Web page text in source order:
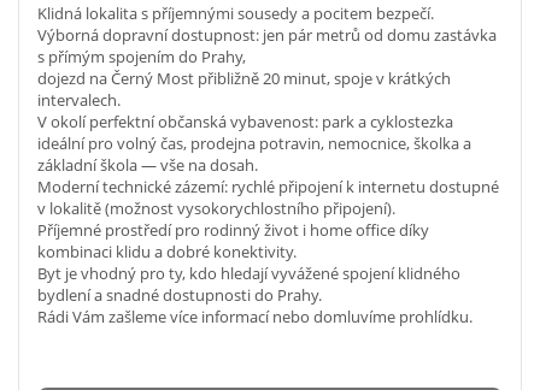
Klidná lokalita s příjemnými sousedy a pocitem bezpečí.
Výborná dopravní dostupnost: jen pár metrů od domu zastávka
s přímým spojením do Prahy,
dojezd na Černý Most přibližně 20 minut, spoje v krátkých
intervalech.
V okolí perfektní občanská vybavenost: park a cyklostezka
ideální pro volný čas, prodejna potravin, nemocnice, školka a
základní škola — vše na dosah.
Moderní technické zázemí: rychlé připojení k internetu dostupné
v lokalitě (možnost vysokorychlostního připojení).
Příjemné prostředí pro rodinný život i home office díky
kombinaci klidu a dobré konektivity.
Byt je vhodný pro ty, kdo hledají vyvážené spojení klidného
bydlení a snadné dostupnosti do Prahy.
Rádi Vám zašleme více informací nebo domluvíme prohlídku.